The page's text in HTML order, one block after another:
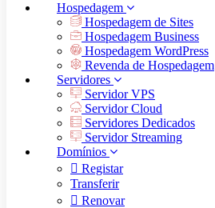
Hospedagem
Hospedagem de Sites
Hospedagem Business
Hospedagem WordPress
Revenda de Hospedagem
Servidores
Servidor VPS
Servidor Cloud
Servidores Dedicados
Servidor Streaming
Domínios
Registar
Transferir
Renovar